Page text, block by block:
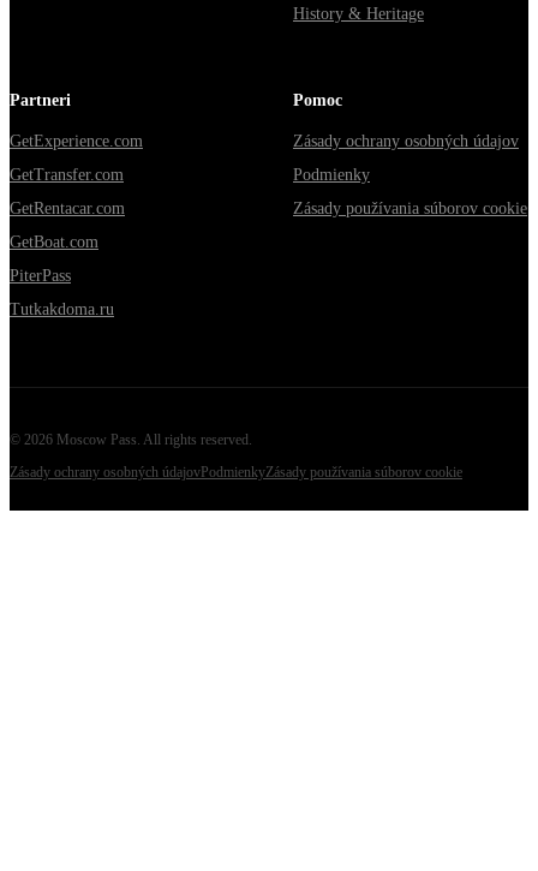
History & Heritage
Partneri
GetExperience.com
GetTransfer.com
GetRentacar.com
GetBoat.com
PiterPass
Tutkakdoma.ru
Pomoc
Zásady ochrany osobných údajov
Podmienky
Zásady používania súborov cookie
© 2026 Moscow Pass . All rights reserved.
Zásady ochrany osobných údajovPodmienkyZásady používania súborov cookie